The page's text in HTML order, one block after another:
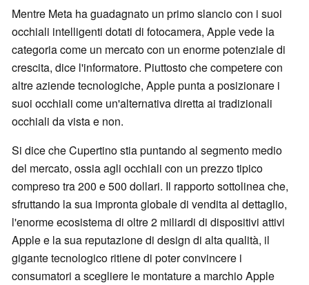
Mentre Meta ha guadagnato un primo slancio con i suoi
occhiali intelligenti dotati di fotocamera, Apple vede la
categoria come un mercato con un enorme potenziale di
crescita, dice l'informatore. Piuttosto che competere con
altre aziende tecnologiche, Apple punta a posizionare i
suoi occhiali come un'alternativa diretta ai tradizionali
occhiali da vista e non.
Si dice che Cupertino stia puntando al segmento medio
del mercato, ossia agli occhiali con un prezzo tipico
compreso tra 200 e 500 dollari. Il rapporto sottolinea che,
sfruttando la sua impronta globale di vendita al dettaglio,
l'enorme ecosistema di oltre 2 miliardi di dispositivi attivi
Apple e la sua reputazione di design di alta qualità, il
gigante tecnologico ritiene di poter convincere i
consumatori a scegliere le montature a marchio Apple